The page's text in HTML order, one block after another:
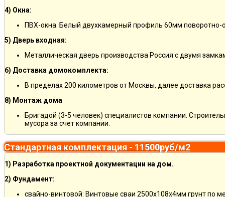
4) Окна:
ПВХ-окна. Белый двухкамерный профиль 60мм поворотно-
5) Дверь входная:
Металлическая дверь производства Россия с двумя
6) Доставка домокомплекта:
В пределах 200 километров от Москвы, далее доставка
8) Монтаж дома
Бригадой (3-5 человек) специалистов компании.
мусора за счет компании.
Стандартная комплектация - 11500руб/м2
1) Разработка проектной документации на дом.
2) Фундамент:
свайно-винтовой: Винтовые сваи 2500х108х4мм грунт по